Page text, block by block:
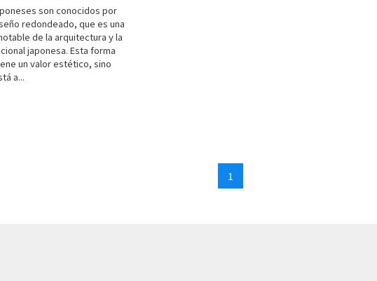
son conocidos por
redondeado, que es una
de la arquitectura y la
japonesa. Esta forma
un valor estético, sino
a...
1